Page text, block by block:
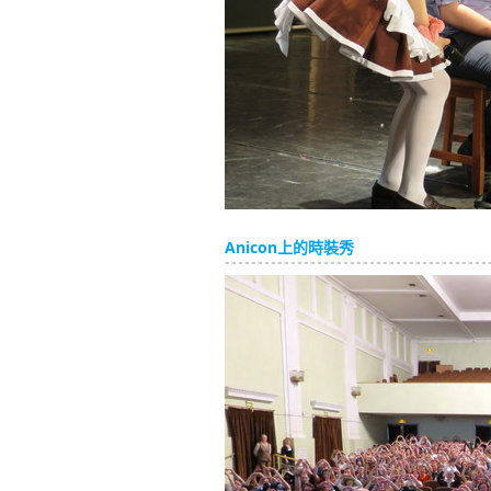
Anicon上的時裝秀